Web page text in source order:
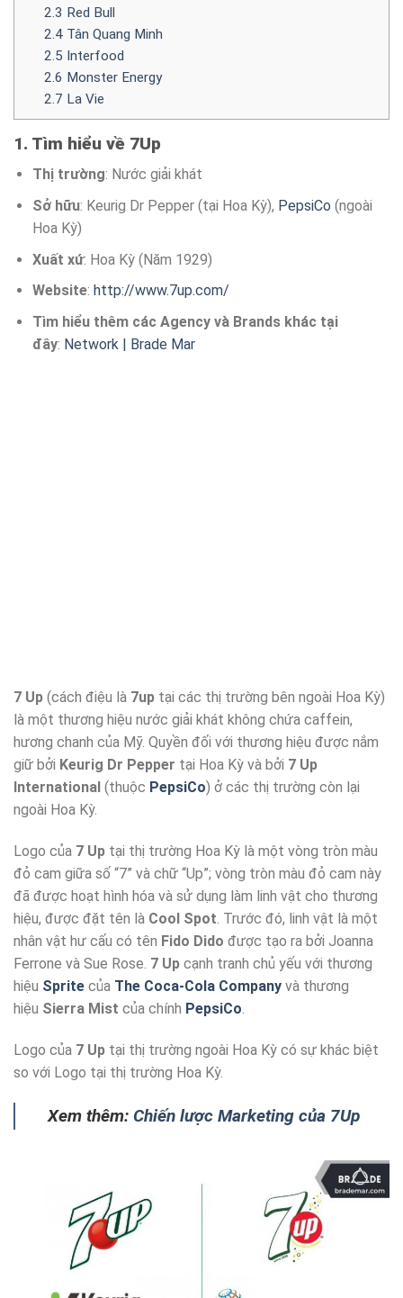
2.3 Red Bull
2.4 Tân Quang Minh
2.5 Interfood
2.6 Monster Energy
2.7 La Vie
1. Tìm hiểu về 7Up
Thị trường: Nước giải khát
Sở hữu: Keurig Dr Pepper (tại Hoa Kỳ), PepsiCo (ngoài
Hoa Kỳ)
Xuất xứ: Hoa Kỳ (Năm 1929)
Website: http://www.7up.com/
Tìm hiểu thêm các Agency và Brands khác tại
đây: Network | Brade Mar
7 Up (cách điệu là 7up tại các thị trường bên ngoài Hoa Kỳ)
là một thương hiệu nước giải khát không chứa caffein,
hương chanh của Mỹ. Quyền đối với thương hiệu được nắm
giữ bởi Keurig Dr Pepper tại Hoa Kỳ và bởi 7 Up
International (thuộc PepsiCo) ở các thị trường còn lại
ngoài Hoa Kỳ.
Logo của 7 Up tại thị trường Hoa Kỳ là một vòng tròn màu
đỏ cam giữa số “7” và chữ “Up”; vòng tròn màu đỏ cam này
đã được hoạt hình hóa và sử dụng làm linh vật cho thương
hiệu, được đặt tên là Cool Spot. Trước đó, linh vật là một
nhân vật hư cấu có tên Fido Dido được tạo ra bởi Joanna
Ferrone và Sue Rose. 7 Up cạnh tranh chủ yếu với thương
hiệu Sprite của The Coca-Cola Company và thương
hiệu Sierra Mist của chính PepsiCo.
Logo của 7 Up tại thị trường ngoài Hoa Kỳ có sự khác biệt
so với Logo tại thị trường Hoa Kỳ.
Xem thêm: Chiến lược Marketing của 7Up